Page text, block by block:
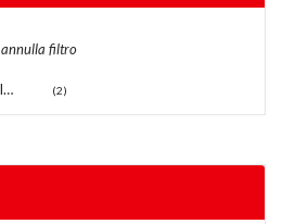
annulla filtro
PORTABIGLIETTI DA VISITA - ALTRO (2)